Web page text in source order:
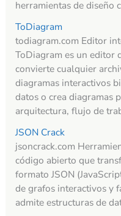
herramientas de diseño
ToDiagram
todiagram.com Editor
ToDiagram es un editor
convierte cualquier
diagramas interactivos
datos o crea diagramas
arquitectura, flujo de
JSON Crack
jsoncrack.com
código abierto que
formato JSON
de grafos interactivos y
admite estructuras de